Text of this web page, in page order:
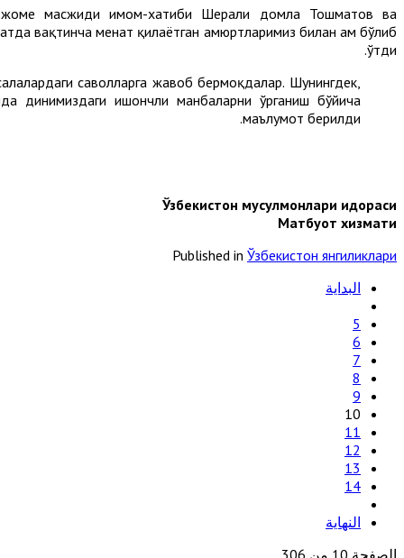
жоме масжиди имом-хатиби Шерали домла Тошматов ва
вақтинча меҳнат қилаётган ҳамюртларимиз билан ҳам бўлиб
ўтди.
саволларга жавоб бермоқдалар. Шунингдек,
динимиздаги ишончли манбаларни ўрганиш бўйича
маълумот берилди.
Ўзбекистон мусулмонлари идораси
Матбуот хизмати
Published in Ўзбекистон янгиликлари
البداية
5
6
7
8
9
10
11
12
13
14
النهاية
الصفحة 10 من 306